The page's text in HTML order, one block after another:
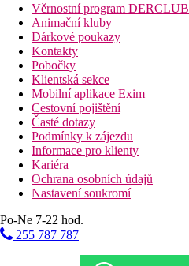
Věrnostní program DERCLUB
Animační kluby
Dárkové poukazy
Kontakty
Pobočky
Klientská sekce
Mobilní aplikace Exim
Cestovní pojištění
Časté dotazy
Podmínky k zájezdu
Informace pro klienty
Kariéra
Ochrana osobních údajů
Nastavení soukromí
Po-Ne 7-22 hod.
255 787 787